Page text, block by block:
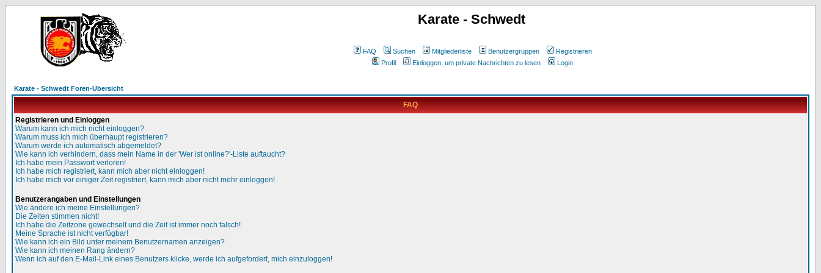
Karate - Schwedt
FAQ Suchen Mitgliederliste Benutzergruppen
Registrieren
Profil
Einloggen, um private Nachrichten zu lesen Login
Karate - Schwedt Foren-Übersicht
FAQ
Registrieren und Einloggen
Warum kann ich mich nicht einloggen?
Warum muss ich mich überhaupt registrieren?
Warum werde ich automatisch abgemeldet?
Wie kann ich verhindern, dass mein Name in der 'Wer ist online?'-Liste auftaucht?
Ich habe mein Passwort verloren!
Ich habe mich registriert, kann mich aber nicht einloggen!
Ich habe mich vor einiger Zeit registriert, kann mich aber nicht mehr einloggen!
Benutzerangaben und Einstellungen
Wie ändere ich meine Einstellungen?
Die Zeiten stimmen nicht!
Ich habe die Zeitzone gewechselt und die Zeit ist immer noch falsch!
Meine Sprache ist nicht verfügbar!
Wie kann ich ein Bild unter meinem Benutzernamen anzeigen?
Wie kann ich meinen Rang ändern?
Wenn ich auf den E-Mail-Link eines Benutzers klicke, werde ich aufgefordert, mich einzuloggen!